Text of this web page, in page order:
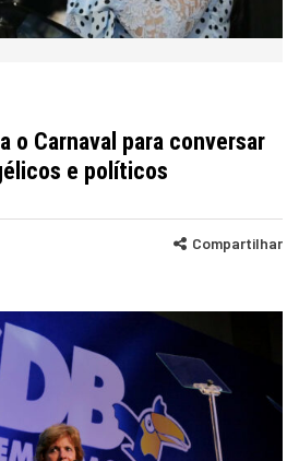
o Carnaval para conversar
e políticos
Compartilhar